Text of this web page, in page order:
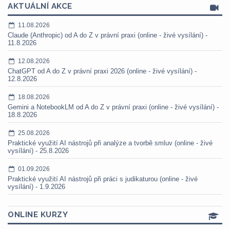
AKTUÁLNÍ AKCE
11.08.2026
Claude (Anthropic) od A do Z v právní praxi (online - živé vysílání) -
11.8.2026
12.08.2026
ChatGPT od A do Z v právní praxi 2026 (online - živé vysílání) -
12.8.2026
18.08.2026
Gemini a NotebookLM od A do Z v právní praxi (online - živé vysílání) -
18.8.2026
25.08.2026
Praktické využití AI nástrojů při analýze a tvorbě smluv (online - živé
vysílání) - 25.8.2026
01.09.2026
Praktické využití AI nástrojů při práci s judikaturou (online - živé
vysílání) - 1.9.2026
ONLINE KURZY